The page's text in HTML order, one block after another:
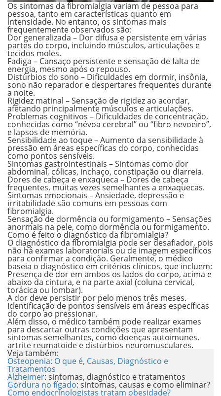
Os sintomas da fibromialgia variam de pessoa para
pessoa, tanto em características quanto em
intensidade. No entanto, os sintomas mais
frequentemente observados são:
Dor generalizada – Dor difusa e persistente em várias
partes do corpo, incluindo músculos, articulações e
tecidos moles.
Fadiga – Cansaço persistente e sensação de falta de
energia, mesmo após o repouso.
Distúrbios do sono – Dificuldades em dormir, insônia,
sono não reparador e despertares frequentes durante
a noite.
Rigidez matinal –Sensação de rigidez ao acordar,
afetando principalmente músculos e articulações.
Problemas cognitivos – Dificuldades de concentração,
conhecidas como “névoa cerebral” ou “fibro nevoeiro”,
e lapsos de memória.
Sensibilidade ao toque –Aumento da sensibilidade à
pressão em áreas específicas do corpo, conhecidas
como pontos sensíveis.
Sintomas gastrointestinais –Sintomas como dor
abdominal, cólicas, inchaço, constipação ou diarreia.
Dores de cabeça e enxaqueca – Dores de cabeça
frequentes, muitas vezes semelhantes a enxaquecas.
Sintomas emocionais –Ansiedade, depressão e
irritabilidade são comuns em pessoas com
fibromialgia.
Sensação de dormência ou formigamento –Sensações
anormais na pele, como dormência ou formigamento.
Como é feito o diagnóstico da fibromialgia?
O diagnóstico da fibromialgia pode ser desafiador, pois
não há exames laboratoriais ou de imagem específicos
para confirmara condição. Geralmente, o médico
baseia o diagnóstico em critérios clínicos, que incluem:
Presença de dor em ambos os lados do corpo, acima e
abaixo da cintura, e na parte axial (coluna cervical,
torácica ou lombar).
A dor deve persistir por pelo menos três meses.
Identificação de pontos sensíveis em áreas específicas
do corpo ao pressionar.
Além disso, o médico também pode realizar exames
para descartar outras condições que apresentam
sintomas semelhantes, como doenças autoimunes,
artrite reumatoide e distúrbios neuromusculares.
Veja também:
Osteopenia: O que é, Causas, Diagnóstico e
Tratamentos
Alzheimer: sintomas, diagnóstico e tratamentos
Gordura no fígado: sintomas, causas e como eliminar?
Como endocrinologistas tratam obesidade?